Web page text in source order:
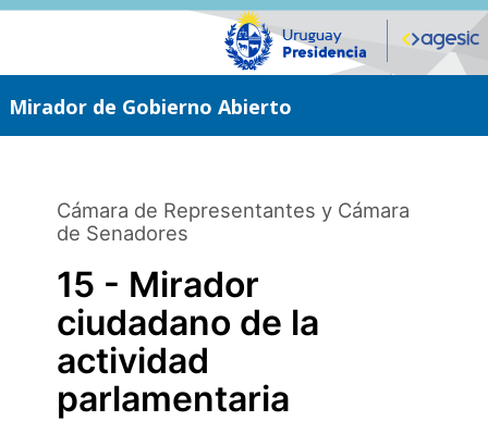
Saltar
Mirador de Gobierno Abierto
Cámara de Representantes y Cámara
de Senadores
15 - Mirador
ciudadano de la
actividad
parlamentaria